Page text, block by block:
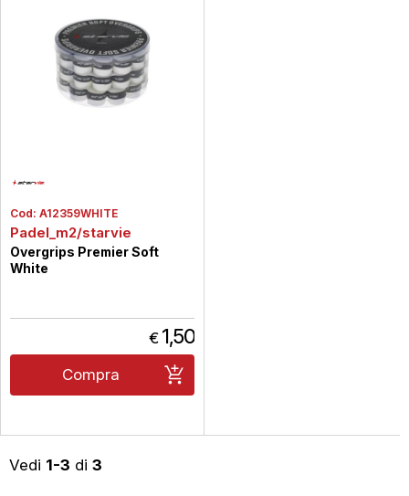
Cod: A12359WHITE
Padel_m2/starvie
Overgrips Premier Soft
White
€ 1,50
Compra
Vedi 1-3 di 3